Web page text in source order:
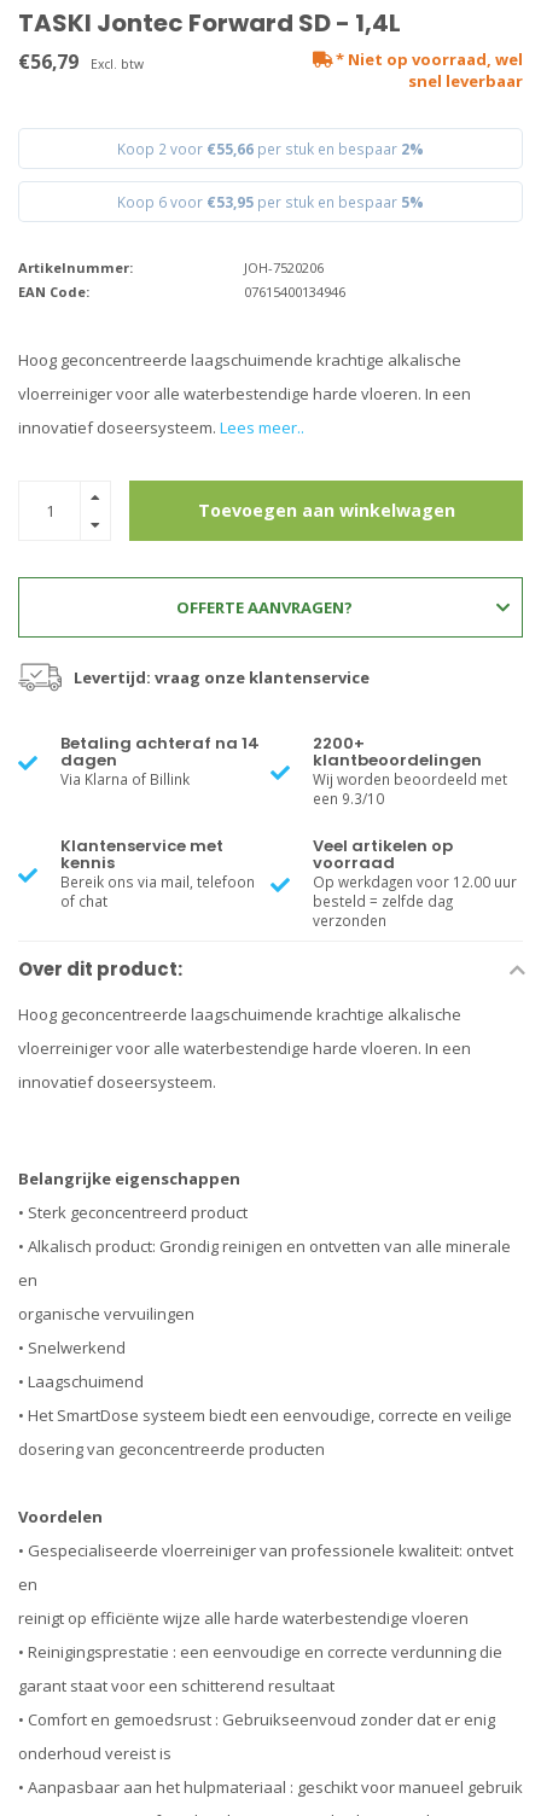
TASKI Jontec Forward SD - 1,4L
€56,79 Excl. btw
* Niet op voorraad, wel
snel leverbaar
Koop 2 voor €55,66 per stuk en bespaar 2%
Koop 6 voor €53,95 per stuk en bespaar 5%
Artikelnummer:
JOH-7520206
EAN Code:
07615400134946
Hoog geconcentreerde laagschuimende krachtige alkalische
vloerreiniger voor alle waterbestendige harde vloeren. In een
innovatief doseersysteem. Lees meer..
Toevoegen aan winkelwagen
OFFERTE AANVRAGEN?
Levertijd: vraag onze klantenservice
Betaling achteraf na 14
dagen
Via Klarna of Billink
2200+
klantbeoordelingen
Wij worden beoordeeld met
een 9.3/10
Klantenservice met
kennis
Bereik ons via mail, telefoon
of chat
Veel artikelen op
voorraad
Op werkdagen voor 12.00 uur
besteld = zelfde dag
verzonden
Over dit product:
Hoog geconcentreerde laagschuimende krachtige alkalische
vloerreiniger voor alle waterbestendige harde vloeren. In een
innovatief doseersysteem.
Belangrijke eigenschappen
• Sterk geconcentreerd product
• Alkalisch product: Grondig reinigen en ontvetten van alle minerale
en
organische vervuilingen
• Snelwerkend
• Laagschuimend
• Het SmartDose systeem biedt een eenvoudige, correcte en veilige
dosering van geconcentreerde producten
Voordelen
• Gespecialiseerde vloerreiniger van professionele kwaliteit: ontvet
en
reinigt op efficiënte wijze alle harde waterbestendige vloeren
• Reinigingsprestatie : een eenvoudige en correcte verdunning die
garant staat voor een schitterend resultaat
• Comfort en gemoedsrust : Gebruikseenvoud zonder dat er enig
onderhoud vereist is
• Aanpasbaar aan het hulpmateriaal : geschikt voor manueel gebruik